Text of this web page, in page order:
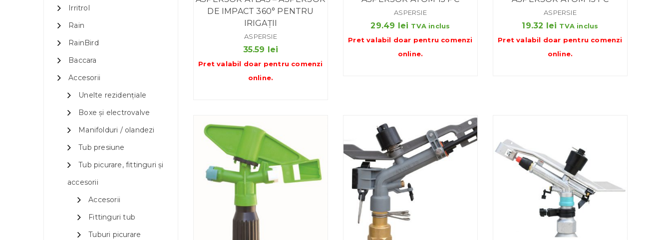
Irritrol
Rain
RainBird
Baccara
Accesorii
Unelte rezidențiale
Boxe și electrovalve
Manifolduri / olandezi
Tub presiune
Tub picurare, fittinguri și
accesorii
Accesorii
Fittinguri tub
Tuburi picurare
DE IMPACT 360° PENTRU
IRIGAȚII
ASPERSIE
35.59 lei
Pret valabil doar pentru comenzi
online.
ASPERSIE
29.49 lei TVA inclus
Pret valabil doar pentru comenzi
online.
ASPERSIE
19.32 lei TVA inclus
Pret valabil doar pentru comenzi
online.